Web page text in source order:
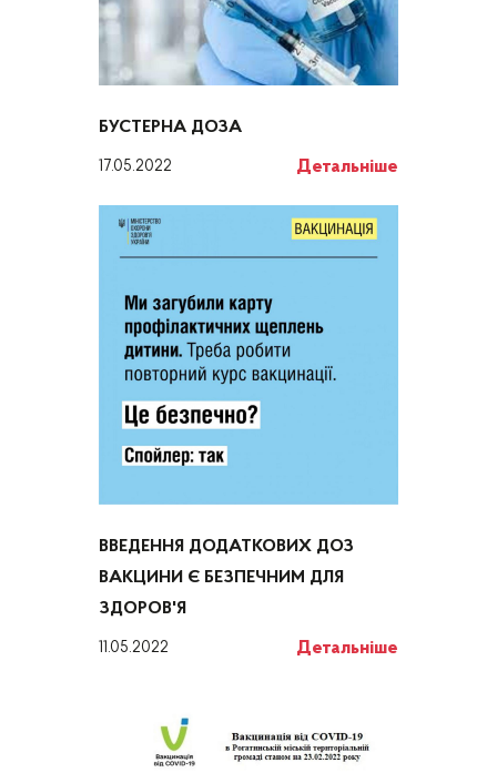
БУСТЕРНА ДОЗА
17.05.2022 Детальніше
ВВЕДЕННЯ ДОДАТКОВИХ ДОЗ
ВАКЦИНИ Є БЕЗПЕЧНИМ ДЛЯ
ЗДОРОВ'Я
11.05.2022 Детальніше